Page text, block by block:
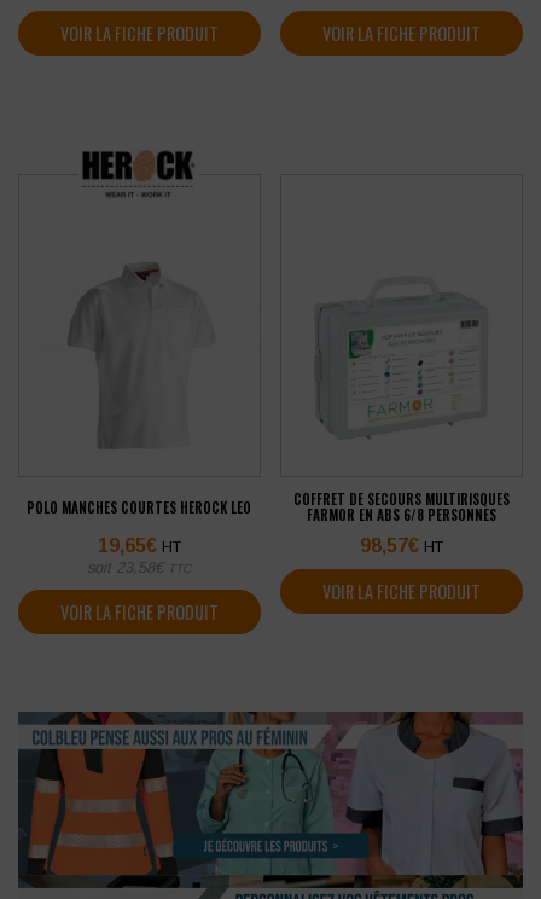
VOIR LA FICHE PRODUIT VOIR LA FICHE PRODUIT
POLO MANCHES COURTES HEROCK LEO
19,65€ HT
soit 23,58€ TTC
VOIR LA FICHE PRODUIT
COFFRET DE SECOURS MULTIRISQUES
FARMOR EN ABS 6/8 PERSONNES
98,57€ HT
VOIR LA FICHE PRODUIT